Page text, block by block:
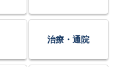
治療・通院